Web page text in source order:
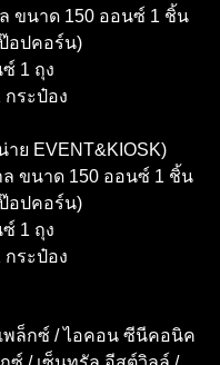
ขนาด 150 ออนซ์ 1 ชิ้น
อปคอร์น)
1 ถุง
ระป๋อง
ย EVENT&KIOSK)
ล ขนาด 150 ออนซ์ 1 ชิ้น
อปคอร์น)
1 ถุง
ระป๋อง
พล็กซ์ / ไอคอน ซีนีคอนิค